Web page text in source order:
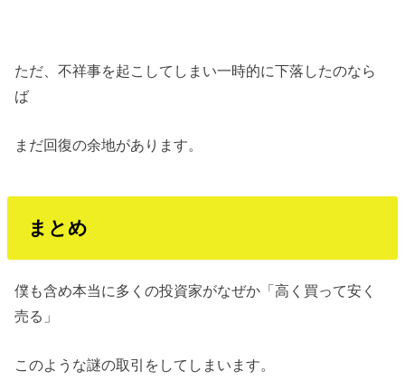
ただ、不祥事を起こしてしまい一時的に下落したのなら
ば
まだ回復の余地があります。
まとめ
僕も含め本当に多くの投資家がなぜか「高く買って安く
売る」
このような謎の取引をしてしまいます。